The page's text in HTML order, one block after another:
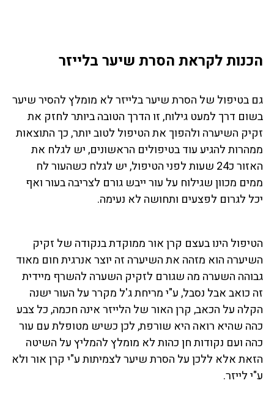
הכנות לקראת הסרת שיער בלייזר
גם בטיפול של הסרת שיער בלייזר לא מומלץ להסיר שיער
בשום דרך למעט גילוח, זו הדרך הטובה ביותר לחזק את
זקיק השיערה ולהפוך את הטיפול לטוב יותר, כך התוצאות
ממהרות להגיע עוד בטיפולים הראשונים, יש לגלח את
האזור כ24 שעות לפני הטיפול, יש לגלח כשהעור לח
ממים מכוון שגילוח על עור ייבש גורם לצריבה בעור ואף
יכל לגרום לפצעים ותחושה לא נעימה.
הטיפול הינו בעצם קרן אור ממוקדת בנקודה של זקיק
השיערה הוא מזהה את השיערה זה יוצר אנרגית חום מאוד
גבוהה השערה מה שגורם לזקיק השערה להשרף מיידית
זה כואב אבל נסבל, ע"י מריחת ג'ל מקרר על העור ישנה
הקלה על הכאב, קרן האור של הלייזר אינה חכמה, כל צבע
כהה שהיא רואה היא שורפת, לכן כשיש מטופלת עם עור
כהה ועם נקודות חן כהות לא מומלץ להמליץ על השיטה
הזאת אלא ללכן על הסרת שיער לצמיתות ע"י קרן אור ולא
ע"י לייזר.